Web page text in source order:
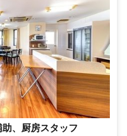
、厨房スタッフ